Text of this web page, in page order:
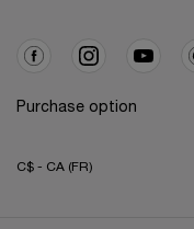
Purchase option
C$ - CA (FR)